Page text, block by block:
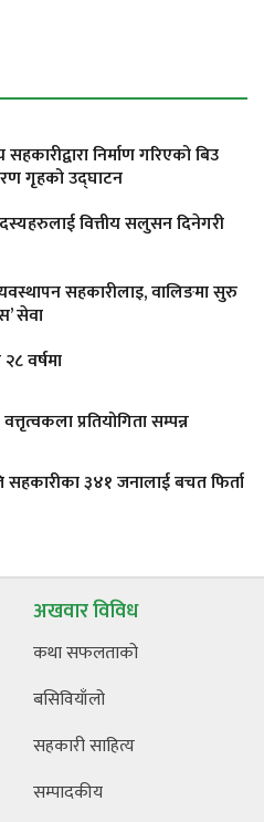
निर्माण गरिएको बिउ
गृहको उद्घाटन
वित्तीय सलुसन दिनेगरी
सहकारीलाइ, वालिङमा सुरु
सेवा
वर्षमा
प्रतियोगिता सम्पन्न
सहकारीका ३४१ जनालाई बचत फिर्ता
अखवार विविध
कथा सफलताको
बसिवियाँलो
सहकारी साहित्य
सम्पादकीय